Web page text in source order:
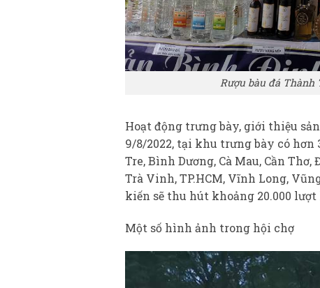
Rượu bàu đá
Hoạt động trưng bày, giới thiệu
9/8/2022, tại khu trưng bày có hơn
Tre, Bình Dương, Cà Mau, Cần
Trà Vinh, TP.HCM, Vĩnh Long,
kiến sẽ thu hút khoảng 20.000
Một số hình ảnh trong hội chợ